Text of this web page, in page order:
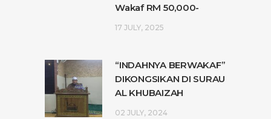
Wakaf RM 50,000-
17 JULY, 2025
“INDAHNYA BERWAKAF”
DIKONGSIKAN DI SURAU
AL KHUBAIZAH
02 JULY, 2024